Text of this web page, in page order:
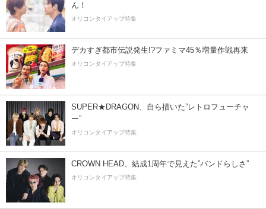
ん！
オリコンタイアップ特集
デカすぎ都市伝説発生!?ファミマ45％増量作戦再来
オリコンタイアップ特集
SUPER★DRAGON、自ら描いた”レトロフューチャ
ー”
オリコンタイアップ特集
CROWN HEAD、結成1周年で見えた”バンドらしさ”
オリコンタイアップ特集